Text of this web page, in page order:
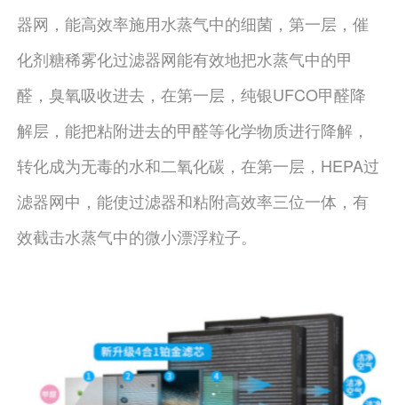
器网，能高效率施用水蒸气中的细菌，第一层，催
化剂糖稀雾化过滤器网能有效地把水蒸气中的甲
醛，臭氧吸收进去，在第一层，纯银UFCO甲醛降
解层，能把粘附进去的甲醛等化学物质进行降解，
转化成为无毒的水和二氧化碳，在第一层，HEPA过
滤器网中，能使过滤器和粘附高效率三位一体，有
效截击水蒸气中的微小漂浮粒子。